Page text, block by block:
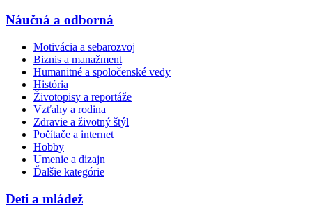
Náučná a odborná
Motivácia a sebarozvoj
Biznis a manažment
Humanitné a spoločenské vedy
História
Životopisy a reportáže
Vzťahy a rodina
Zdravie a životný štýl
Počítače a internet
Hobby
Umenie a dizajn
Ďalšie kategórie
Deti a mládež